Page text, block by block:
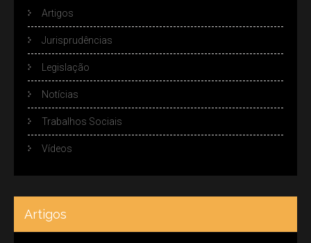
Artigos
Jurisprudências
Legislação
Notícias
Trabalhos Sociais
Vídeos
Artigos